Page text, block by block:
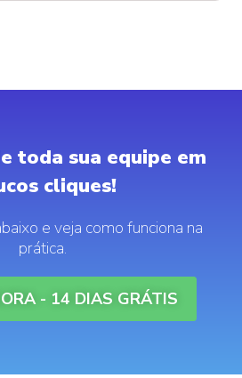
toda sua equipe em
cliques!
e veja como funciona na
prática.
- 14 DIAS GRÁTIS